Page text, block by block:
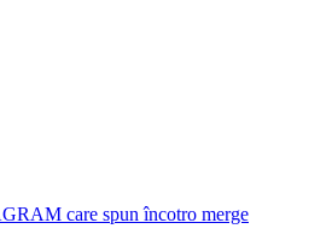
care spun încotro merge